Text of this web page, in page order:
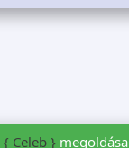
{ Celeb }megoldása